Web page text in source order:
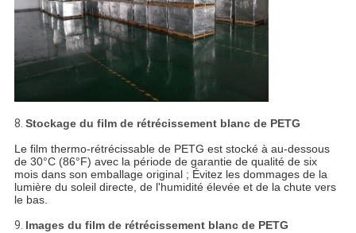
8. Stockage du film de rétrécissement blanc de PETG
Le film thermo-rétrécissable de PETG est stocké à au-dessous
de 30°C (86°F) avec la période de garantie de qualité de six
mois dans son emballage original ; Évitez les dommages de la
lumière du soleil directe, de l'humidité élevée et de la chute vers
le bas.
9. Images du film de rétrécissement blanc de PETG